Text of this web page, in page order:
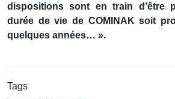
dispositions sont en train d’être
durée de vie de COMINAK soit
quelques années… ».
Tags